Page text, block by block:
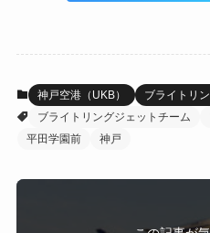
神戸空港（UKB）
ブライトリ
ブライトリングジェットチーム
平田学園前
神戸